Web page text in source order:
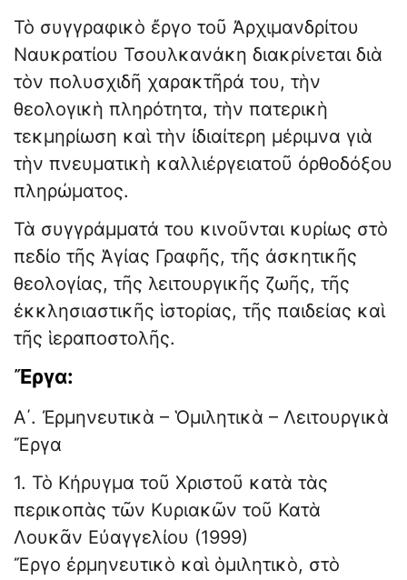
Τὸ συγγραφικὸ ἔργο τοῦ Ἀρχιμανδρίτου
Ναυκρατίου Τσουλκανάκη διακρίνεται διὰ
τὸν πολυσχιδῆ χαρακτῆρά του, τὴν
θεολογικὴ πληρότητα, τὴν πατερικὴ
τεκμηρίωση καὶ τὴν ἰδιαίτερη μέριμνα γιὰ
τὴν πνευματικὴ καλλιέργειατοῦ ὀρθοδόξου
πληρώματος.
Τὰ συγγράμματά του κινοῦνται κυρίως στὸ
πεδίο τῆς Ἁγίας Γραφῆς, τῆς ἀσκητικῆς
θεολογίας, τῆς λειτουργικῆς ζωῆς, τῆς
ἐκκλησιαστικῆς ἱστορίας, τῆς παιδείας καὶ
τῆς ἱεραποστολῆς.
Ἔργα:
Α΄. Ἐρμηνευτικὰ – Ὁμιλητικὰ – Λειτουργικὰ
Ἔργα
1. Τὸ Κήρυγμα τοῦ Χριστοῦ κατὰ τὰς
περικοπὰς τῶν Κυριακῶν τοῦ Κατὰ
Λουκᾶν Εὐαγγελίου (1999)
Ἔργο ἐρμηνευτικὸ καὶ ὁμιλητικὸ, στὸ